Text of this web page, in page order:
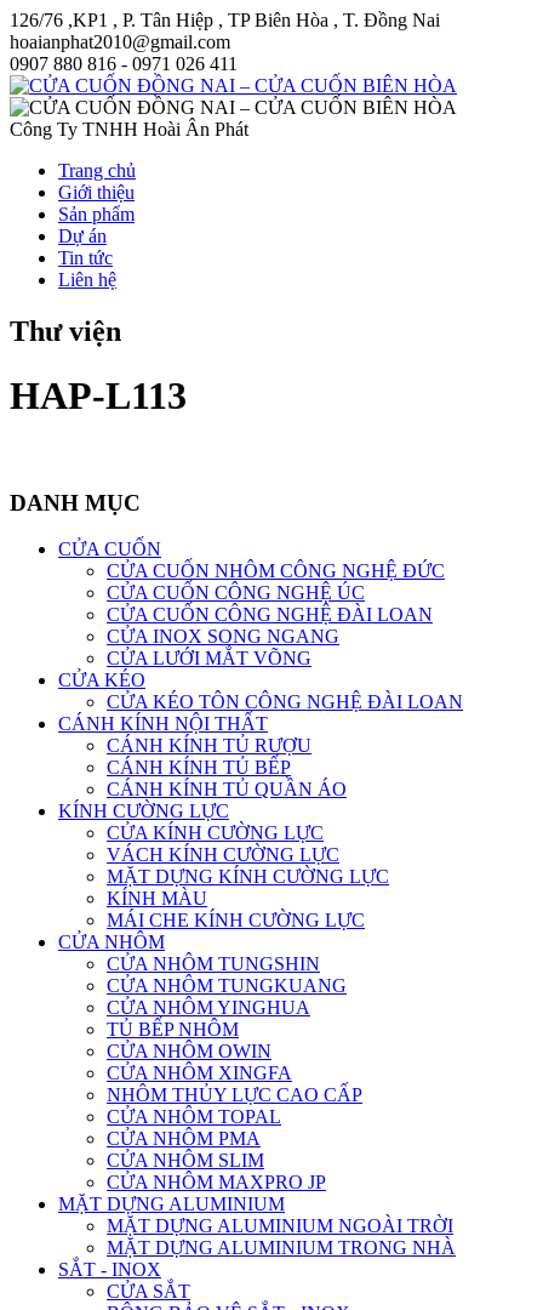
126/76 ,KP1 , P. Tân Hiệp , TP Biên Hòa , T. Đồng Nai
hoaianphat2010@gmail.com
0907 880 816 - 0971 026 411
Công Ty TNHH Hoài Ân Phát
Trang chủ
Giới thiệu
Sản phẩm
Dự án
Tin tức
Liên hệ
Thư viện
HAP-L113
DANH MỤC
CỬA CUỐN
CỬA CUỐN NHÔM CÔNG NGHỆ ĐỨC
CỬA CUỐN CÔNG NGHỆ ÚC
CỬA CUỐN CÔNG NGHỆ ĐÀI LOAN
CỬA INOX SONG NGANG
CỬA LƯỚI MẮT VÕNG
CỬA KÉO
CỬA KÉO TÔN CÔNG NGHỆ ĐÀI LOAN
CÁNH KÍNH NỘI THẤT
CÁNH KÍNH TỦ RƯỢU
CÁNH KÍNH TỦ BẾP
CÁNH KÍNH TỦ QUẦN ÁO
KÍNH CƯỜNG LỰC
CỬA KÍNH CƯỜNG LỰC
VÁCH KÍNH CƯỜNG LỰC
MẶT DỰNG KÍNH CƯỜNG LỰC
KÍNH MÀU
MÁI CHE KÍNH CƯỜNG LỰC
CỬA NHÔM
CỬA NHÔM TUNGSHIN
CỬA NHÔM TUNGKUANG
CỬA NHÔM YINGHUA
TỦ BẾP NHÔM
CỬA NHÔM OWIN
CỬA NHÔM XINGFA
NHÔM THỦY LỰC CAO CẤP
CỬA NHÔM TOPAL
CỬA NHÔM PMA
CỬA NHÔM SLIM
CỬA NHÔM MAXPRO JP
MẶT DỰNG ALUMINIUM
MẶT DỰNG ALUMINIUM NGOÀI TRỜI
MẶT DỰNG ALUMINIUM TRONG NHÀ
SẮT - INOX
CỬA SẮT